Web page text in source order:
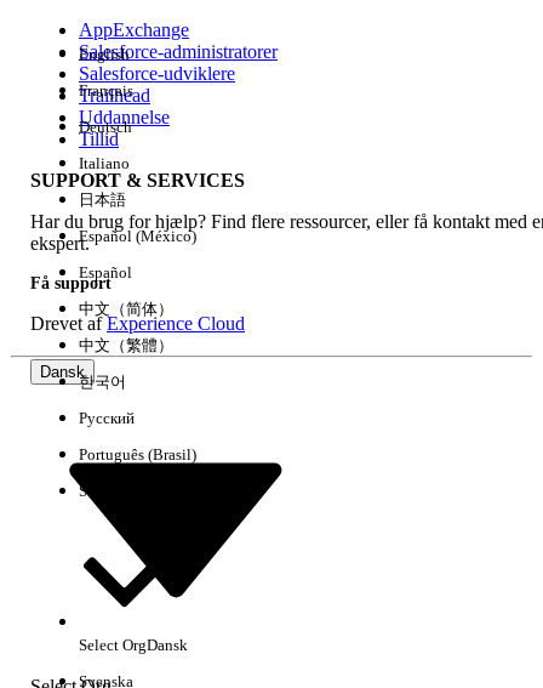
Experience
Ryd alle Udført
Her er nogle søgetips
Kontroller stavemåden for dine søgeord.
AppExchange
Salesforce-administratorer
Salesforce-udviklere
Trailhead
Uddannelse
Tillid
SUPPORT & SERVICES
Har du brug for hjælp? Find flere ressourcer, eller få kontakt med
ekspert.
Få support
Drevet afExperience Cloud
Dansk
English
Français
Deutsch
Italiano
日本語
Español (México)
Español
中文（简体）
中文（繁體）
한국어
Русский
Português (Brasil)
Suomi
Select OrgDansk
Svenska